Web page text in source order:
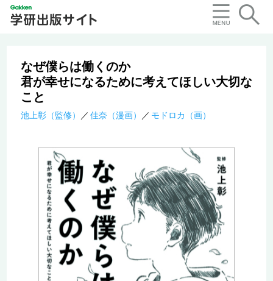
なぜ僕らは働くのか
君が幸せになるために考えてほしい大切な
こと
池上彰（監修） 佳奈（漫画） モドロカ（画）